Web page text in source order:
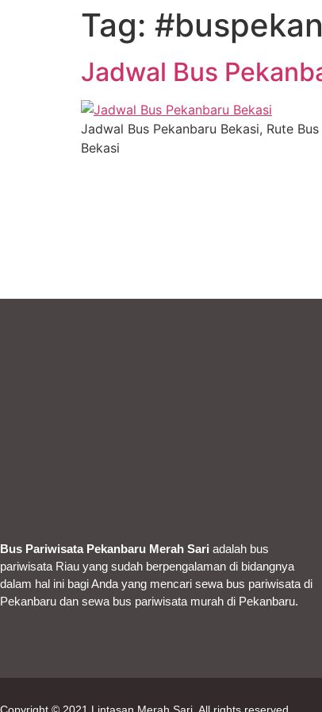
Tag:
Jadwal Bus
Jadwal Bus Pekanbaru Bekasi, Rute
Bekasi
Bus Pariwisata Pekanbaru Merah Sari adalah bus
pariwisata Riau yang sudah berpengalaman di bidangnya
dalam hal ini bagi Anda yang mencari sewa bus pariwisata di
Pekanbaru dan sewa bus pariwisata murah di Pekanbaru.
Copyright © 2021 Lintasan Merah Sari . All rights reserved.